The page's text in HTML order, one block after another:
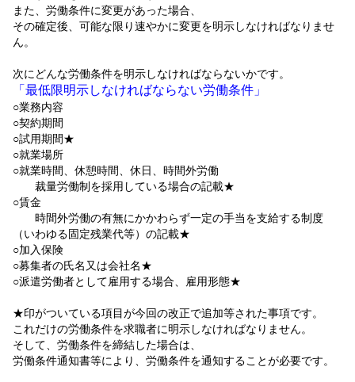
また、労働条件に変更があった場合、
その確定後、可能な限り速やかに変更を明示しなければなりませ
ん。
次にどんな労働条件を明示しなければならないかです。
「最低限明示しなければならない労働条件」
○業務内容
○契約期間
○試用期間★
○就業場所
○就業時間、休憩時間、休日、時間外労働
裁量労働制を採用している場合の記載★
○賃金
時間外労働の有無にかかわらず一定の手当を支給する制度
（いわゆる固定残業代等）の記載★
○加入保険
○募集者の氏名又は会社名★
○派遣労働者として雇用する場合、雇用形態★
★印がついている項目が今回の改正で追加等された事項です。
これだけの労働条件を求職者に明示しなければなりません。
そして、労働条件を締結した場合は、
労働条件通知書等により、労働条件を通知することが必要です。